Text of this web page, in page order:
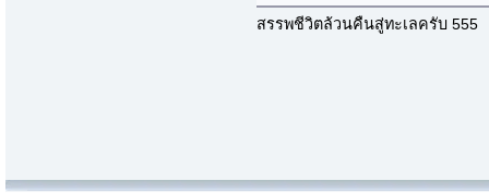
สรรพชีวิตล้วนคืนสู่ทะเลครับ 555